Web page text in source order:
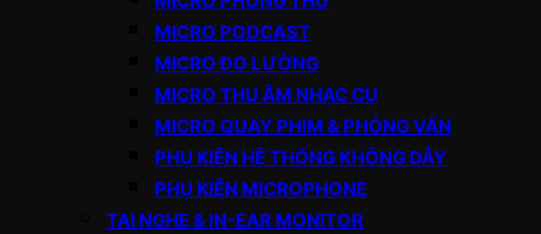
MICRO PODCAST
MICRO ĐO LƯỜNG
MICRO THU ÂM NHẠC CỤ
MICRO QUAY PHIM & PHỎNG VẤN
PHỤ KIỆN HỆ THỐNG KHÔNG DÂY
PHỤ KIỆN MICROPHONE
TAI NGHE & IN-EAR MONITOR